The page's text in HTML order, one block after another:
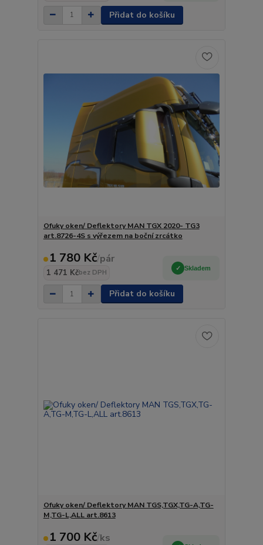
Přidat do košíku
Ofuky oken/ Deflektory MAN TGX 2020- TG3
art.8726-4S s výřezem na boční zrcátko
1 780 Kč/pár
1 471 Kčbez DPH
Skladem
Přidat do košíku
Ofuky oken/ Deflektory MAN TGS,TGX,TG-A,TG-
M,TG-L,ALL art.8613
1 700 Kč/ks